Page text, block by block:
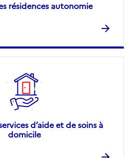
résidences autonomie
d’aide et de soins à
domicile